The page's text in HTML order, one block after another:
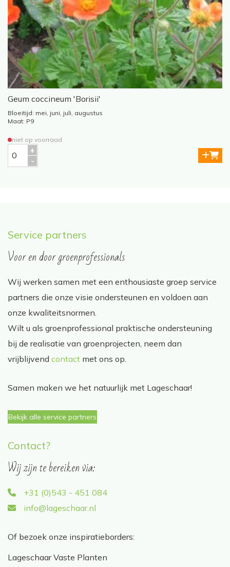
Geum coccineum 'Borisii'
Bloeitijd: mei, juni, juli, augustus
Maat: P9
niet op voorraad
Service partners
Voor en door groenprofessionals
Wij werken samen met een enthousiaste groep service
partners die onze visie ondersteunen en voldoen aan
onze kwaliteitsnormen.
Wilt u als groenprofessional praktische ondersteuning
bij de realisatie van groenprojecten, neem dan
vrijblijvend contact met ons op.
Samen maken we het natuurlijk met Lageschaar!
Bekijk alle service partners
Contact?
Wij zijn te bereiken via:
+31 (0)543 - 451 084
info@lageschaar.nl
Of bezoek onze inspiratieborders:
Lageschaar Vaste Planten